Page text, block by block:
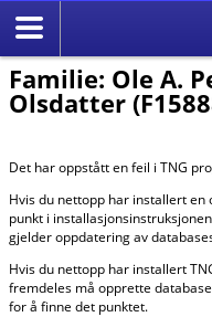
Familie: Ole A.
Olsdatter
Det har oppstått en feil i TNG
Hvis du nettopp har installert
punkt i
gjelder oppdatering av
Hvis du nettopp har installert
fremdeles må opprette
for å finne det punktet.